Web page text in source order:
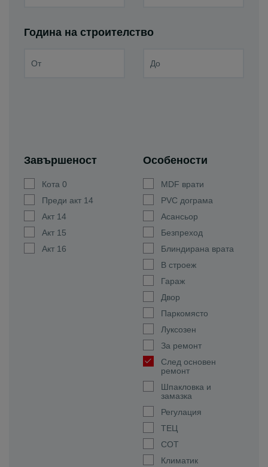
Година на строителство
Завършеност
Кота 0
Преди акт 14
Акт 14
Акт 15
Акт 16
Особености
MDF врати
PVC дограма
Асансьор
Безпреход
Блиндирана врата
В строеж
Гараж
Двор
Паркомясто
Луксозен
За ремонт
След основен
ремонт
Шпакловка и
замазка
Регулация
ТЕЦ
СОТ
Климатик